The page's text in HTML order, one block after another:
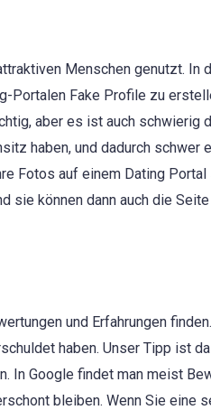
Menschen genutzt. In
Portalen Fake Profile zu
aber es ist auch schwierig
haben, und dadurch schwer
Fotos auf einem Dating Portal
sie können dann auch die
und Erfahrungen
haben. Unser Tipp ist
In Google findet man meist
bleiben. Wenn Sie eine